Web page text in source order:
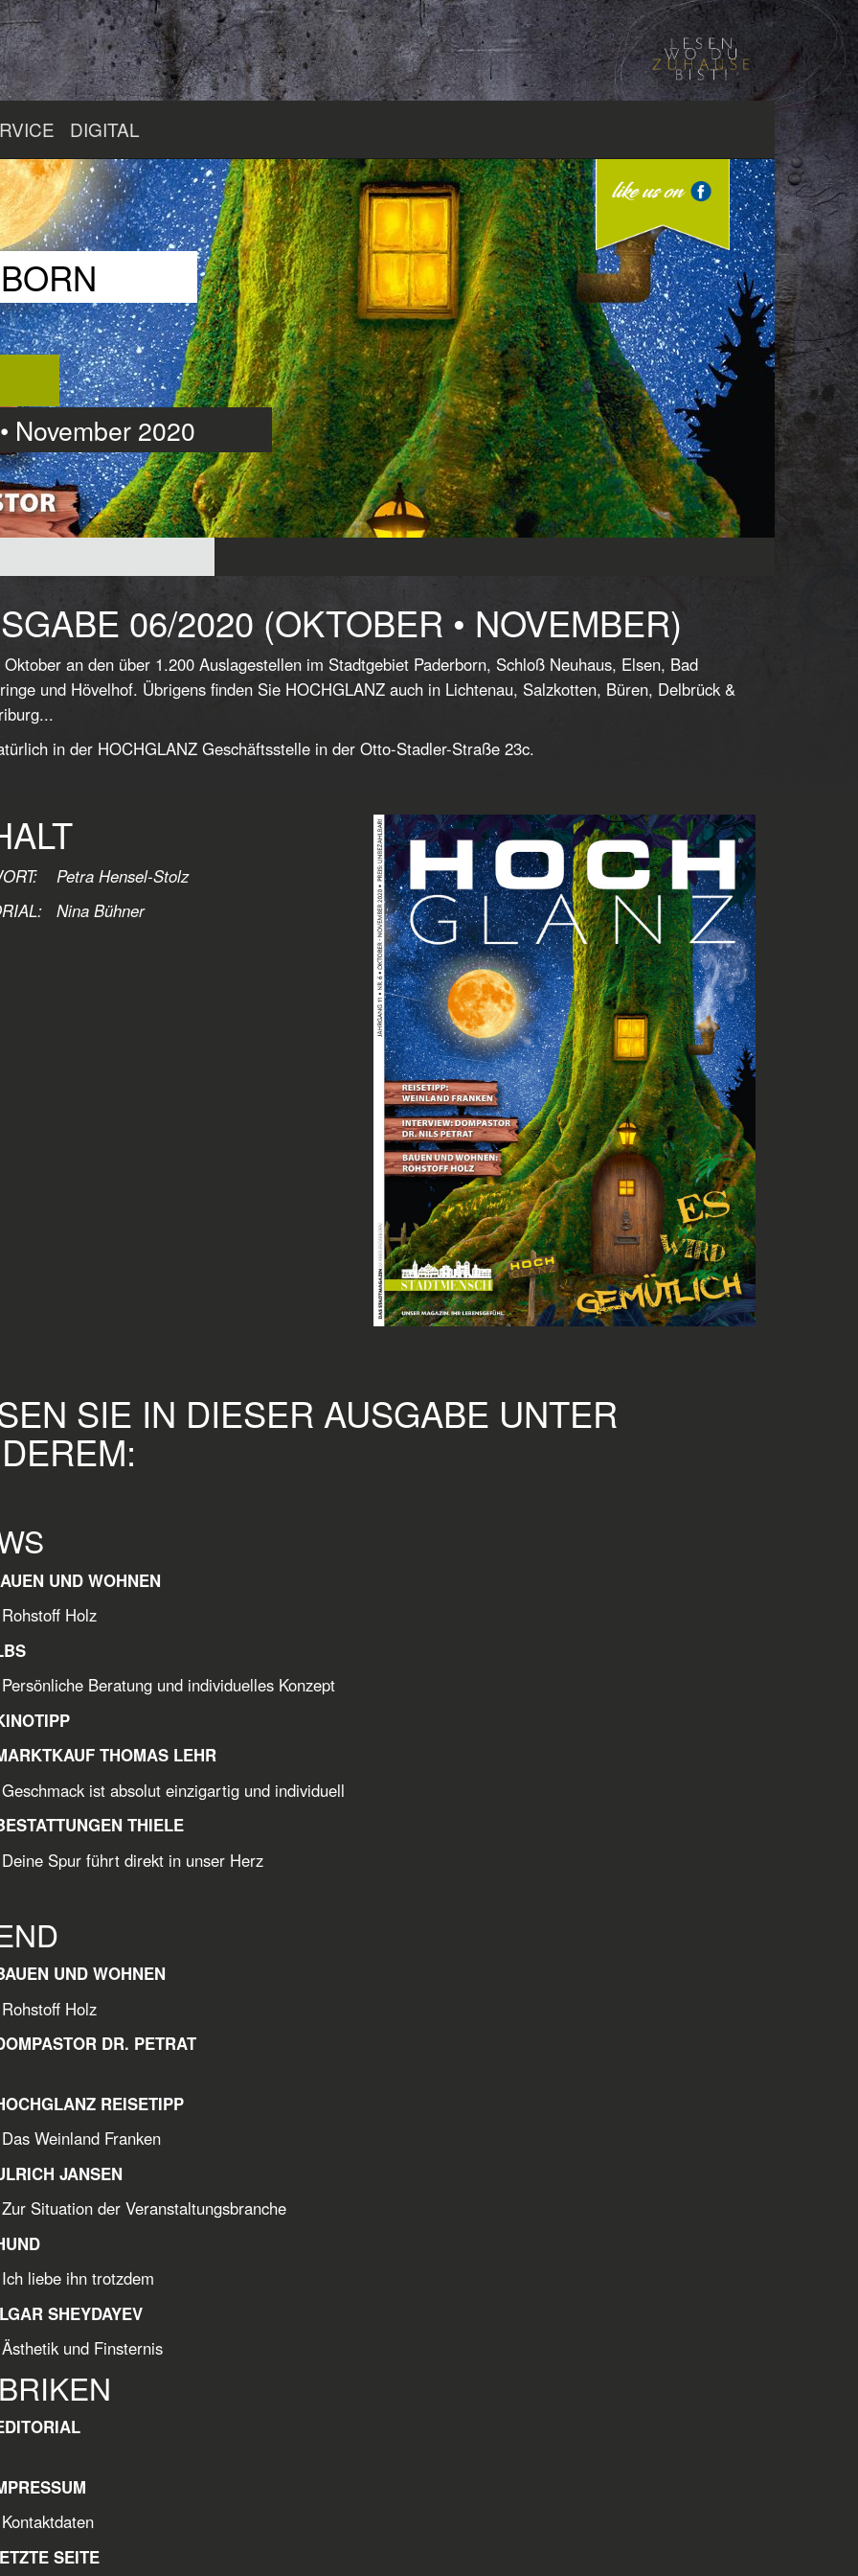
DIGITAL
November 2020
06/2020 (OKTOBER • NOVEMBER)
an den über 1.200 Auslagestellen im Stadtgebiet Paderborn, Schloß Neuhaus, Elsen, Bad
und Hövelhof. Übrigens finden Sie HOCHGLANZ auch in Lichtenau, Salzkotten, Büren, Delbrück &
in der HOCHGLANZ Geschäftsstelle in der Otto-Stadler-Straße 23c.
Petra Hensel-Stolz
Nina Bühner
SIE IN DIESER AUSGABE UNTER
UND WOHNEN
Holz
Persönliche Beratung und individuelles Konzept
THOMAS LEHR
Geschmack ist absolut einzigartig und individuell
THIELE
Deine Spur führt direkt in unser Herz
UND WOHNEN
Rohstoff Holz
DR. PETRAT
REISETIPP
Franken
JANSEN
der Veranstaltungsbranche
Ich liebe ihn trotzdem
SHEYDAYEV
Ästhetik und Finsternis
SEITE